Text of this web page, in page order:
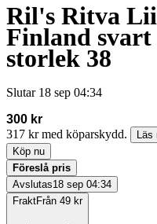
Ril's Ritva
Finland svart
storlek 38
Slutar 18 sep 04:34
300 kr
317 kr med köparskydd.
Läs
Köp nu
Föreslå pris
Avslutas18 sep 04:34
FraktFrån 49 kr